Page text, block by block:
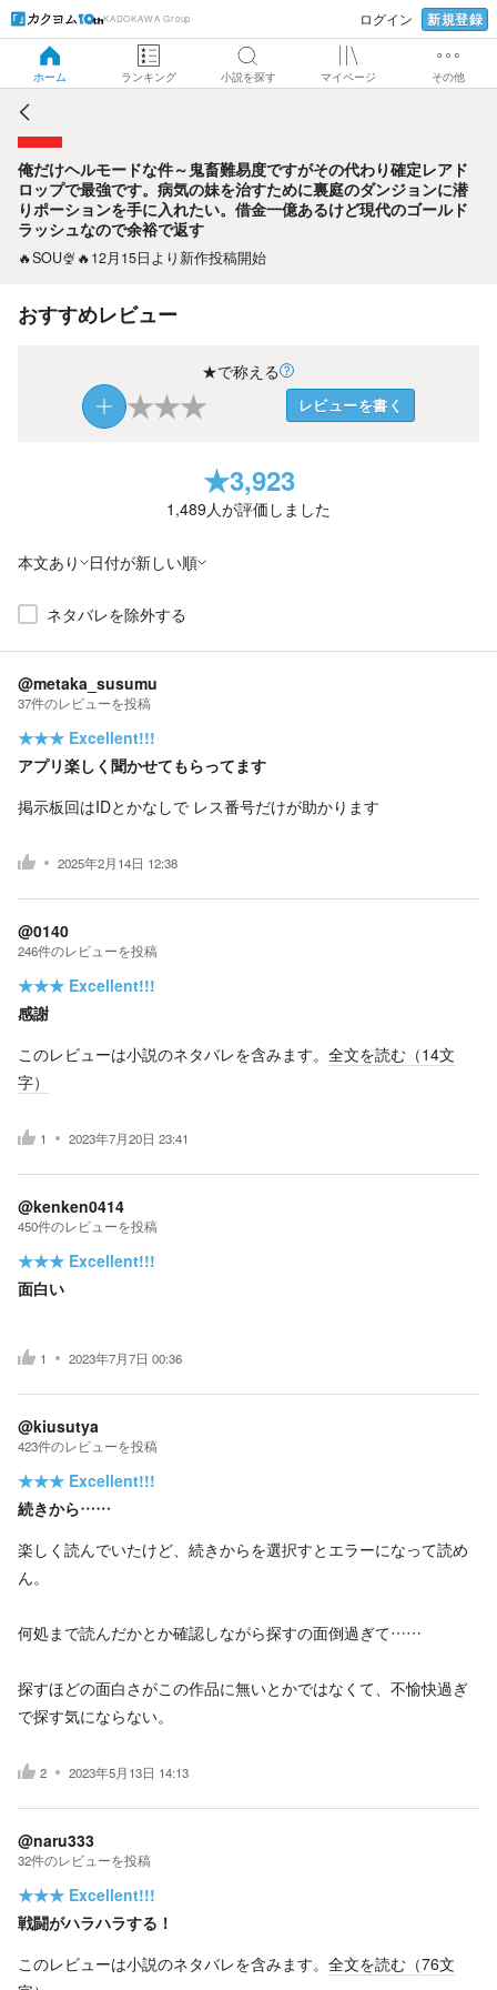
KADOKAWA Group ログイン 新規登録
ホーム ランキング 小説を探す マイページ その他
俺だけヘルモードな件～鬼畜難易度ですがその代わり確定レ
アドロップで最強です。病気の妹を治すために裏庭のダンジ
ョンに潜りポーションを手に入れたい。借金一億あるけど現
代のゴールドラッシュなので余裕で返す
俺だけヘルモードな件～鬼畜難易度ですがその代わり確定レアド
ロップで最強です。病気の妹を治すために裏庭のダンジョンに潜
りポーションを手に入れたい。借金一億あるけど現代のゴールド
ラッシュなので余裕で返す
🔥SOU🍨🔥12月15日より新作投稿開始
おすすめレビュー
★で称える
★★★ レビューを書く
★3,923
1,489人が評価しました
本文あり 日付が新しい順
ネタバレを除外する
@metaka_susumu
37件のレビューを投稿
★★★ Excellent!!!
アプリ楽しく聞かせてもらってます
掲示板回はIDとかなしで レス番号だけが助かります
2025年2月14日 12:38
@0140
246件のレビューを投稿
★★★ Excellent!!!
感謝
このレビューは小説のネタバレを含みます。 全文を読む（14文
字）
1 2023年7月20日 23:41
@kenken0414
450件のレビューを投稿
★★★ Excellent!!!
面白い
1 2023年7月7日 00:36
@kiusutya
423件のレビューを投稿
★★★ Excellent!!!
続きから……
楽しく読んでいたけど、続きからを選択すとエラーになって読め
ん。
何処まで読んだかとか確認しながら探すの面倒過ぎて……
探すほどの面白さがこの作品に無いとかではなくて、不愉快過ぎ
で探す気にならない。
2 2023年5月13日 14:13
@naru333
32件のレビューを投稿
★★★ Excellent!!!
戦闘がハラハラする！
このレビューは小説のネタバレを含みます。 全文を読む（76文